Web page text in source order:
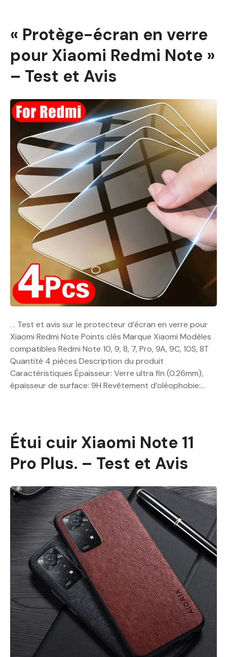
« Protège-écran en verre
pour Xiaomi Redmi Note »
– Test et Avis
. . Test et avis sur le protecteur d’écran en verre pour
Xiaomi Redmi Note Points clés Marque Xiaomi Modèles
compatibles Redmi Note 10, 9, 8, 7, Pro, 9A, 9C, 10S, 8T
Quantité 4 pièces Description du produit
Caractéristiques Épaisseur: Verre ultra fin (0.26mm),
épaisseur de surface: 9H Revêtement d’oléophobie:…
Étui cuir Xiaomi Note 11
Pro Plus. – Test et Avis